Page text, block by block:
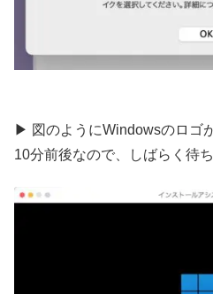
▶︎ 図のようにWindowsのロゴ
10分前後なので、しばらく待ち